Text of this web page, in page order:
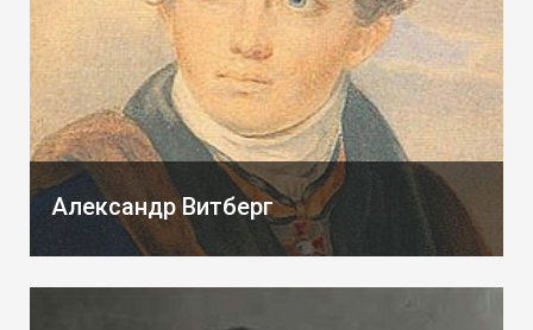
Александр Витберг